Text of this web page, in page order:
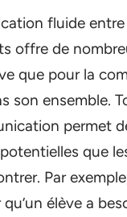
fluide
offre de
que pour la
son ensemble.
permet
que
Par
élève a